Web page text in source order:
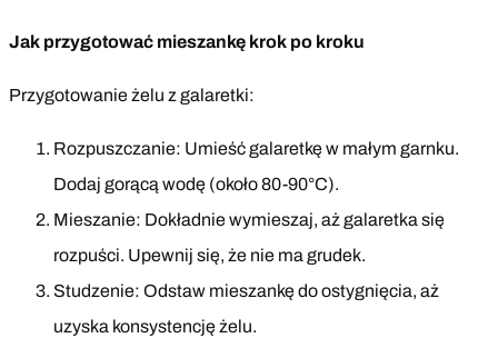
Jak przygotować mieszankę krok po kroku
Przygotowanie żelu z galaretki:
Rozpuszczanie: Umieść galaretkę w małym garnku.
Dodaj gorącą wodę (około 80-90°C).
Mieszanie: Dokładnie wymieszaj, aż galaretka się
rozpuści. Upewnij się, że nie ma grudek.
Studzenie: Odstaw mieszankę do ostygnięcia, aż
uzyska konsystencję żelu.